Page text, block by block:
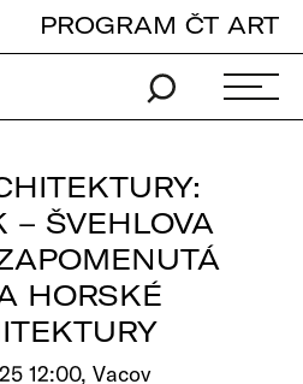
PROGRAM ČT ART
– ŠVEHLOVA
HORSKÉ
12:00, Vacov